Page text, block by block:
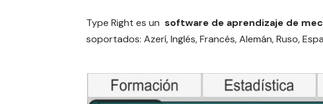
Type Right es un software de aprendizaje de
soportados: Azerí, Inglés, Francés, Alemán, Ruso,